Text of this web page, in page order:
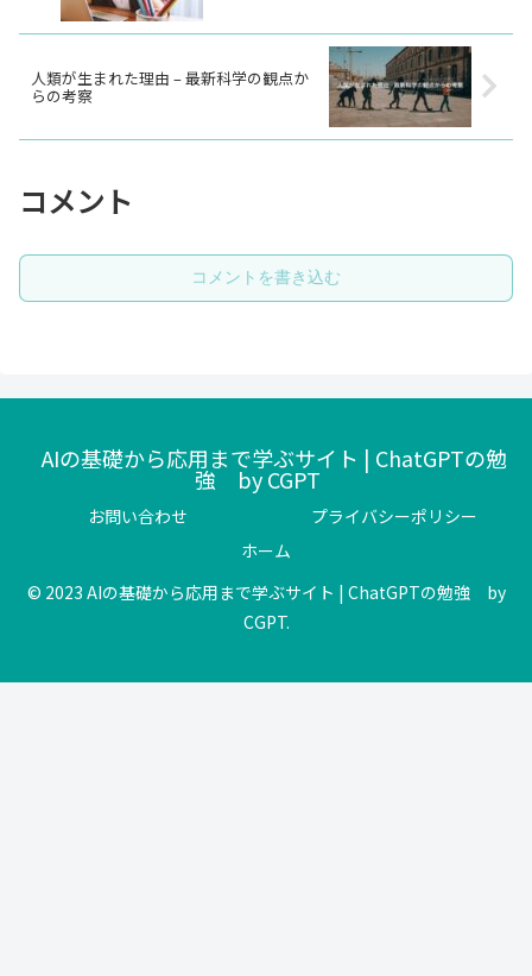
人類が生まれた理由 – 最新科学の観点か
らの考察
コメント
コメントを書き込む
AIの基礎から応用まで学ぶサイト | ChatGPTの勉
強 by CGPT
お問い合わせ
プライバシーポリシー
ホーム
© 2023 AIの基礎から応用まで学ぶサイト | ChatGPTの勉強 by
CGPT.